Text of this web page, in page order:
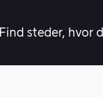
Find steder, hvor